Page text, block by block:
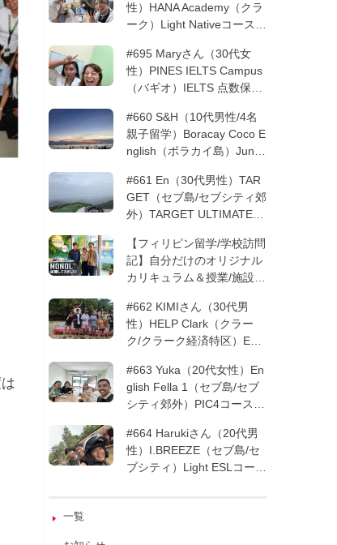
性）HANA Academy（クラ
ーク）Light Nativeコース 4
#695 Maryさん（30代女
性）PINES IELTS Campus
（バギオ）IELTS 点数保証
#660 S&H（10代男性/4名
親子留学）Boracay Coco E
nglish（ボラカイ島）Junio
ン留学
#661 En（30代男性）TAR
GET（セブ島/セブシティ郊
外）TARGET ULTIMATE 8
留学
【フィリピン留学/学校訪問
記】自分だけのオリジナル
カリキュラム＆授業/施設の
─MONOLを徹底取材！
#662 KIMIさん（30代男
性）HELP Clark（クラー
ク/クラーク経済特区）ESL
オの他校に転校 | フィリピ
ン留学
#663 Yuka（20代女性）En
glish Fella 1（セブ島/セブ
シティ郊外）PIC4コース 8
#664 Harukiさん（20代男
性）I.BREEZE（セブ島/セ
ブシティ）Light ESLコース
一覧